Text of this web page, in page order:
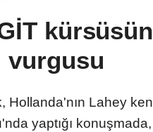
vurgusu
Hollanda'nın Lahey
yaptığı